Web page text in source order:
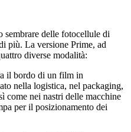
sembrare delle fotocellule di
più. La versione Prime, ad
diverse modalità:
il bordo di un film in
nella logistica, nel packaging,
come nei nastri delle macchine
per il posizionamento dei